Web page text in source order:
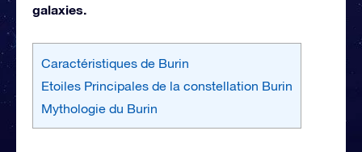
galaxies.
Caractéristiques de Burin
Etoiles Principales de la constellation Burin
Mythologie du Burin